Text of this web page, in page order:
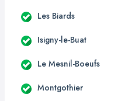
Les Biards
Isigny-le-Buat
Le Mesnil-Boeufs
Montgothier